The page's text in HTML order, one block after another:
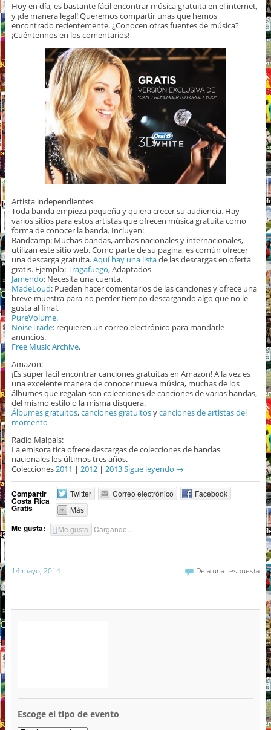
Hoy en día, es bastante fácil encontrar música gratuita en el internet,
y ¡de manera legal! Queremos compartir unas que hemos
encontrado recientemente. ¿Conocen otras fuentes de música?
¡Cuéntennos en los comentarios!
Artista independientes
Toda banda empieza pequeña y quiera crecer su audiencia. Hay
varios sitios para estos artistas que ofrecen música gratuita como
forma de conocer la banda. Incluyen:
Bandcamp: Muchas bandas, ambas nacionales y internacionales,
utilizan este sitio web. Como parte de su pagina, es común ofrecer
una descarga gratuita.Aquí hay una listade las descargas en oferta
gratis. Ejemplo:Tragafuego, Adaptados
Jamendo: Necesita una cuenta.
MadeLoud: Pueden hacer comentarios de las canciones y ofrece una
breve muestra para no perder tiempo descargando algo que no le
gusta al final.
PureVolume.
NoiseTrade: requieren un correo electrónico para mandarle
anuncios.
Free Music Archive.
Amazon:
¡Es super fácil encontrar canciones gratuitas en Amazon! A la vez es
una excelente manera de conocer nueva música, muchas de los
álbumes que regalan son colecciones de canciones de varias bandas,
del mismo estilo o la misma disquera.
Álbumes gratuitos,canciones gratuitosycanciones de artistas del
momento
Radio Malpaís:
La emisora tica ofrece descargas de colecciones de bandas
nacionales los últimos tres años.
Colecciones2011 | 2012| 2013Sigue leyendo →
Compartir
Costa Rica
Gratis
Twitter Correo electrónico
Facebook
Más
Me gusta: Me gusta Cargando...
14 mayo, 2014 Deja una respuesta
Escoge el tipo de evento